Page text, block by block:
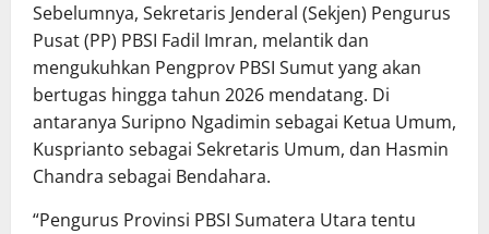
Sebelumnya, Sekretaris Jenderal (Sekjen) Pengurus
Pusat (PP) PBSI Fadil Imran, melantik dan
mengukuhkan Pengprov PBSI Sumut yang akan
bertugas hingga tahun 2026 mendatang. Di
antaranya Suripno Ngadimin sebagai Ketua Umum,
Kusprianto sebagai Sekretaris Umum, dan Hasmin
Chandra sebagai Bendahara.
“Pengurus Provinsi PBSI Sumatera Utara tentu